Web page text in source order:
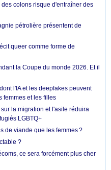
colons risque d'entraîner des
pétrolière présentent de
queer comme forme de
la Coupe du monde 2026. Et il
l'IA et les deepfakes peuvent
femmes et les filles
la migration et l'asile réduira
LGBTQ+
de viande que les femmes ?
?
ce sera forcément plus cher